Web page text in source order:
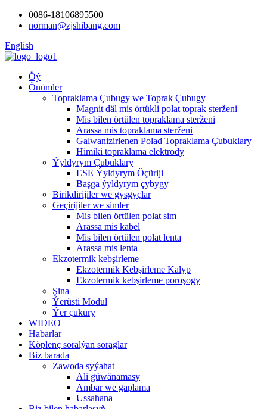
0086-18106895500
norman@zjshibang.com
English
Öý
Önümler
Topraklama Çubugy we Toprak Çubugy
Magnit däl mis örtükli polat toprak sterženi
Mis bilen örtülen topraklama sterženi
Arassa mis topraklama sterženi
Galwanizirlenen Polad Topraklama Çubuklary
Himiki topraklama elektrody
Ýyldyrym Çubuklary
ESE Ýyldyrym Öçüriji
Başga ýyldyrym çybygy
Birikdirijiler we gysgyçlar
Geçirijiler we simler
Mis bilen örtülen polat sim
Arassa mis kabel
Mis bilen örtülen polat lenta
Arassa mis lenta
Ekzotermik kebşirleme
Ekzotermik Kebşirleme Kalyp
Ekzotermik kebşirleme poroşogy
Şina
Ýerüsti Modul
Ýer çukury
WIDEO
Habarlar
Köplenç soralýan soraglar
Biz barada
Zawoda syýahat
Ali güwänamasy
Ambar we gaplama
Ussahana